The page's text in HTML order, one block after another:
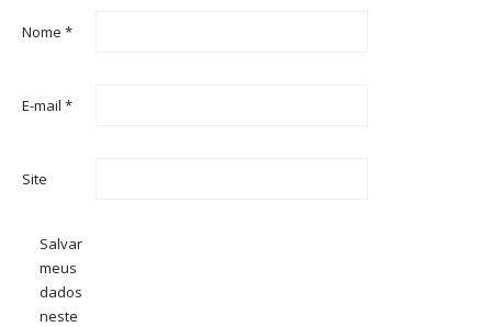
Nome *
E-mail *
Site
Salvar
meus
dados
neste